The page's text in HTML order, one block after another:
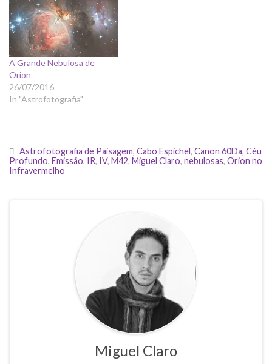
A Grande Nebulosa de
Orion
26/07/2016
In "Astrofotografia"
Astrofotografia de Paisagem, Cabo Espichel, Canon 60Da, Céu
Profundo, Emissão, IR, IV, M42, Miguel Claro, nebulosas, Orion no
Infravermelho
Miguel Claro